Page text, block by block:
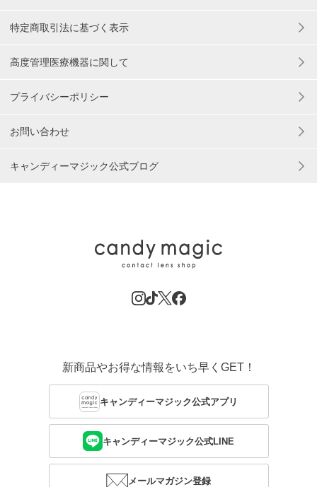
特定商取引法に基づく表示
高度管理医療機器に関して
プライバシーポリシー
お問い合わせ
キャンディーマジック公式ブログ
新商品やお得な情報をいち早くGET！
キャンディーマジック公式アプリ
キャンディーマジック公式LINE
メールマガジン登録